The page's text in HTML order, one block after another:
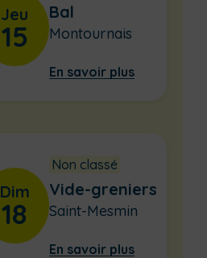
Jeu
15
Bal
Montournais
En savoir plus
Dim
18
Non classé
Vide-greniers
Saint-Mesmin
En savoir plus